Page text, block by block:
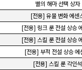
별의 해마 선택 상자
[전용] 유물 변화 에센
[전용] 링크 룬 전설 상승
[전용] 스킬 룬 전설 상승
[전용] 부적 전설 상승 에
[전용] 스킬 룬 각인석